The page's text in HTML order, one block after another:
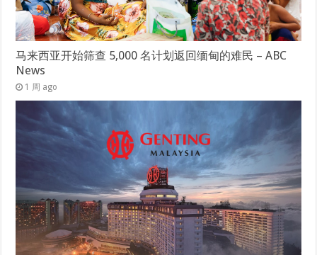
马来西亚开始筛查 5,000 名计划返回缅甸的难民 – ABC
News
1 周 ago